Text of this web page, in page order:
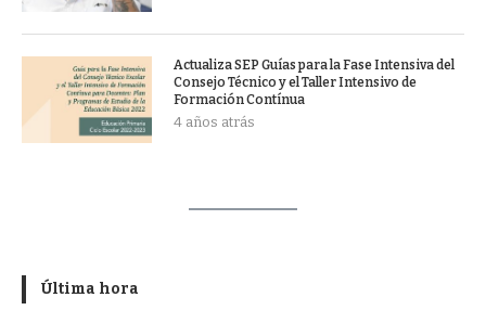
Actualiza SEP Guías para la Fase Intensiva del
Consejo Técnico y el Taller Intensivo de
Formación Contínua
4 años atrás
Última hora